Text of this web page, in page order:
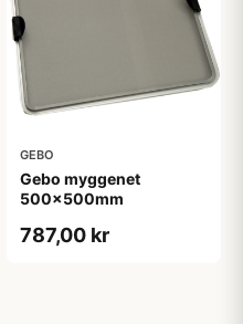
GEBO
Gebo myggenet
500x500mm
787,00 kr